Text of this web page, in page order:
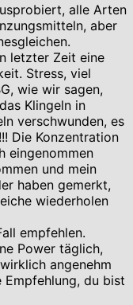
alle Arten
aber
letzter Zeit eine
Stress, viel
wie wir sagen,
Klingeln in
verschwunden, es
Die Konzentration
eingenommen
und mein
haben gemerkt,
wiederholen
empfehlen.
Power täglich,
angenehm
Empfehlung, du bist